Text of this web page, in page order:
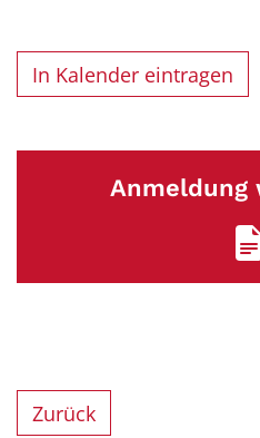
In Kalender eintragen
Anmeldung
Zurück